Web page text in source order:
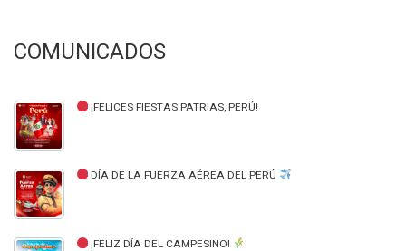
COMUNICADOS
¡FELICES FIESTAS PATRIAS, PERÚ!
DÍA DE LA FUERZA AÉREA DEL PERÚ
¡FELIZ DÍA DEL CAMPESINO!